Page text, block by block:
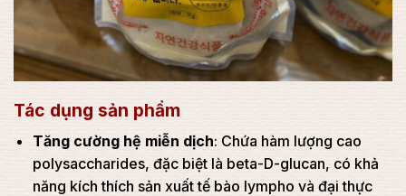
Tác dụng sản phẩm
Tăng cường hệ miễn dịch: Chứa hàm lượng cao
polysaccharides, đặc biệt là beta-D-glucan, có khả
năng kích thích sản xuất tế bào lympho và đại thực